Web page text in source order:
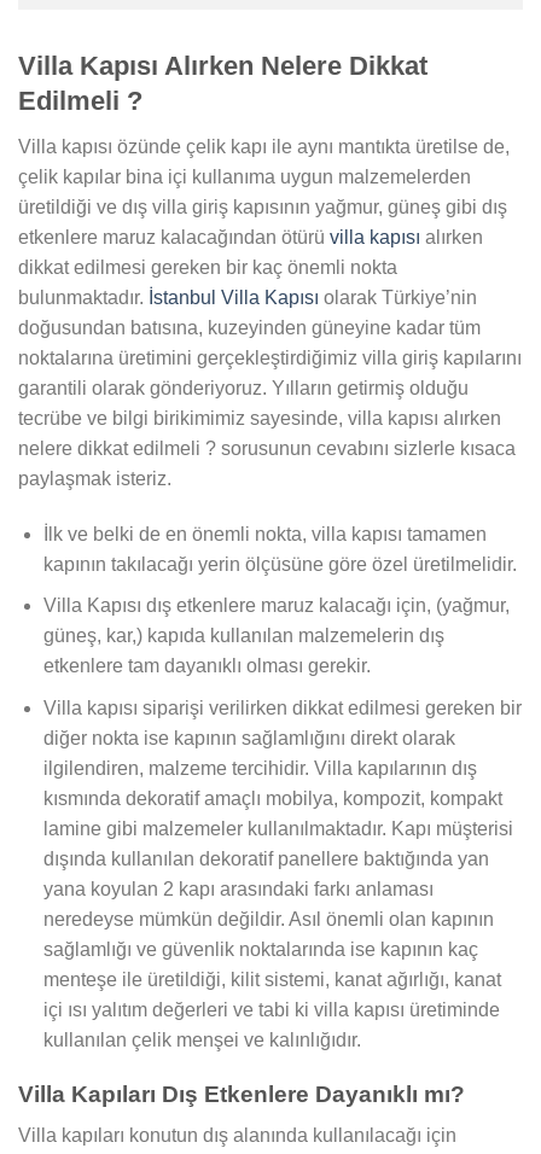
Villa Kapısı Alırken Nelere Dikkat
Edilmeli ?
Villa kapısı özünde çelik kapı ile aynı mantıkta üretilse de,
çelik kapılar bina içi kullanıma uygun malzemelerden
üretildiği ve dış villa giriş kapısının yağmur, güneş gibi dış
etkenlere maruz kalacağından ötürü villa kapısı alırken
dikkat edilmesi gereken bir kaç önemli nokta
bulunmaktadır. İstanbul Villa Kapısı olarak Türkiye’nin
doğusundan batısına, kuzeyinden güneyine kadar tüm
noktalarına üretimini gerçekleştirdiğimiz villa giriş kapılarını
garantili olarak gönderiyoruz. Yılların getirmiş olduğu
tecrübe ve bilgi birikimimiz sayesinde, villa kapısı alırken
nelere dikkat edilmeli ? sorusunun cevabını sizlerle kısaca
paylaşmak isteriz.
İlk ve belki de en önemli nokta, villa kapısı tamamen
kapının takılacağı yerin ölçüsüne göre özel üretilmelidir.
Villa Kapısı dış etkenlere maruz kalacağı için, (yağmur,
güneş, kar,) kapıda kullanılan malzemelerin dış
etkenlere tam dayanıklı olması gerekir.
Villa kapısı siparişi verilirken dikkat edilmesi gereken bir
diğer nokta ise kapının sağlamlığını direkt olarak
ilgilendiren, malzeme tercihidir. Villa kapılarının dış
kısmında dekoratif amaçlı mobilya, kompozit, kompakt
lamine gibi malzemeler kullanılmaktadır. Kapı müşterisi
dışında kullanılan dekoratif panellere baktığında yan
yana koyulan 2 kapı arasındaki farkı anlaması
neredeyse mümkün değildir. Asıl önemli olan kapının
sağlamlığı ve güvenlik noktalarında ise kapının kaç
menteşe ile üretildiği, kilit sistemi, kanat ağırlığı, kanat
içi ısı yalıtım değerleri ve tabi ki villa kapısı üretiminde
kullanılan çelik menşei ve kalınlığıdır.
Villa Kapıları Dış Etkenlere Dayanıklı mı?
Villa kapıları konutun dış alanında kullanılacağı için